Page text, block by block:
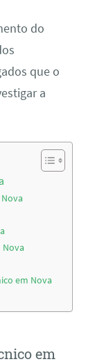
do
que o
a
Nova
em Nova
em